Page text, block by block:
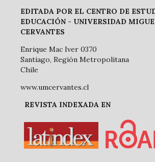
EDITADA POR EL CENTRO DE
EDUCACIÓN - UNIVERSIDAD
CERVANTES
Enrique Mac Iver 0370
Santiago, Región Metropolitana
Chile
www.umcervantes.cl
REVISTA INDEXADA EN